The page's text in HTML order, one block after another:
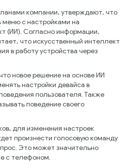
компании, утверждают, что
меню с настройками на
(ИИ). Согласно информации,
что искусственный интеллект
в работу устройства через
новое решение на основе ИИ
настройки девайса в
пользователя. Также
поведение своего
для изменения настроек
произнести голосовую команду
Это может значительно
с телефоном.